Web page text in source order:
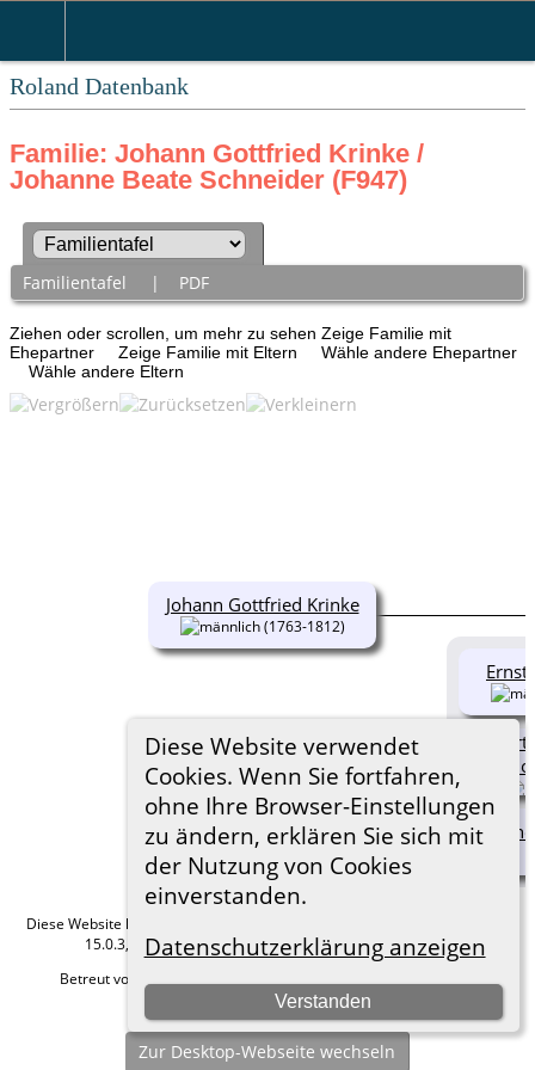
Roland Datenbank
Diese Website verwendet
Cookies. Wenn Sie fortfahren,
ohne Ihre Browser-Einstellungen
zu ändern, erklären Sie sich mit
der Nutzung von Cookies
einverstanden.
Datenschutzerklärung anzeigen
Verstanden
Familie: Johann Gottfried Krinke /
Johanne Beate Schneider (F947)
Familientafel | PDF
Ziehen oder scrollen, um mehr zu sehen Zeige Familie mit
Ehepartner
Zeige Familie mit Eltern
Wähle andere Ehepartner
Wähle andere Eltern
Johann Gottfried Krinke
(1763-1812)
Ernst
Diese Website läuft mit
15.0.3, programmiert von Darrin Lythgoe © 2001-2026.
Betreut von
Hier geht es zum Impressum
Zur Desktop-Webseite wechseln